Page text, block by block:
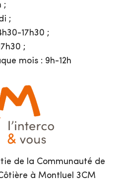
;
;
17h30 ;
;
mois : 9h-12h
de la Communauté de
à Montluel 3CM